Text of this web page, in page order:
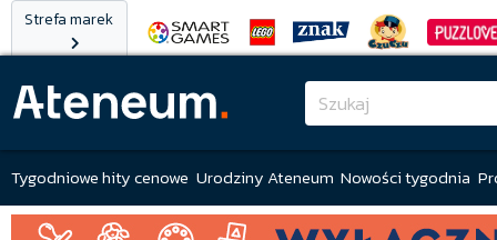
Strefa marek
Tygodniowe hity cenowe Urodziny Ateneum Nowości tygodnia